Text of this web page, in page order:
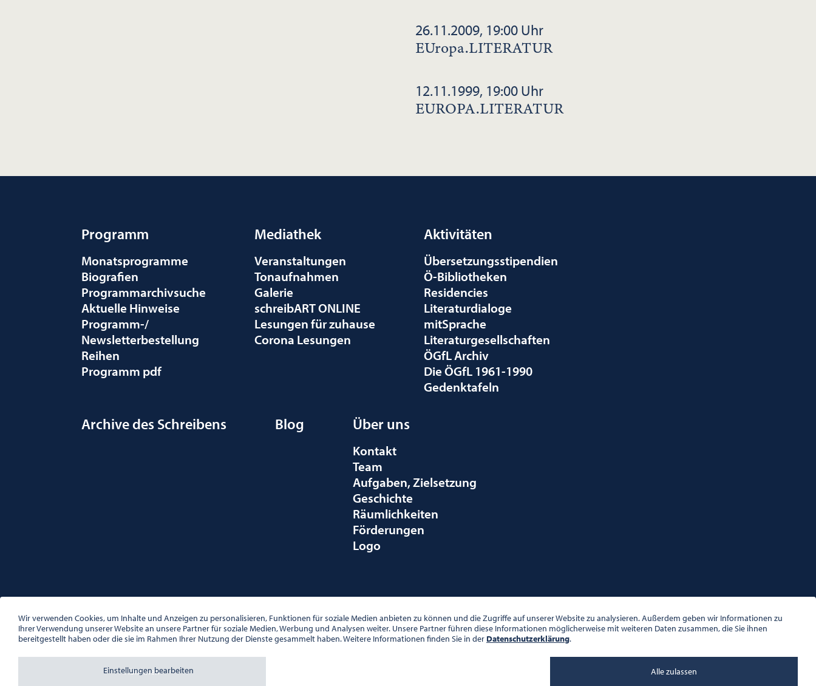
26.11.2009, 19:00 Uhr
EUropa.LITERATUR
12.11.1999, 19:00 Uhr
EUROPA.LITERATUR
Programm
Monatsprogramme
Biografien
Programmarchivsuche
Aktuelle Hinweise
Programm-/
Newsletterbestellung
Reihen
Programm pdf
Mediathek
Veranstaltungen
Tonaufnahmen
Galerie
schreibART ONLINE
Lesungen für zuhause
Corona Lesungen
Aktivitäten
Übersetzungsstipendien
Ö-Bibliotheken
Residencies
Literaturdialoge
mitSprache
Literaturgesellschaften
ÖGfL Archiv
Die ÖGfL 1961-1990
Gedenktafeln
Archive des Schreibens Blog Über uns
Kontakt
Team
Aufgaben, Zielsetzung
Geschichte
Räumlichkeiten
Förderungen
Logo
PALAIS WILCZEK, HERRENGASSE 5, STIEGE 1, 2. STOCK, 1010 WIEN
TEL. + 43 1 533 81 59
OFFICE(AT)OGL.AT
BÜROZEITEN: MO – DO 10:00 – 16:00 UHR, FR 10:00 – 13:00 UHR
Wir verwenden Cookies, um Inhalte und Anzeigen zu personalisieren, Funktionen für soziale Medien anbieten zu können und die Zugriffe auf unserer Website zu analysieren. Außerdem geben wir Informationen zu
Ihrer Verwendung unserer Website an unsere Partner für soziale Medien, Werbung und Analysen weiter. Unsere Partner führen diese Informationen möglicherweise mit weiteren Daten zusammen, die Sie ihnen
bereitgestellt haben oder die sie im Rahmen Ihrer Nutzung der Dienste gesammelt haben. Weitere Informationen finden Sie in der Datenschutzerklärung.
Einstellungen bearbeiten
Ablehnen Alle zulassen